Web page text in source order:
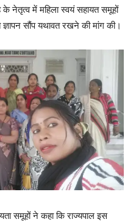
के नेतृत्व में महिला स्वयं सहायत समूहों
सौंप यथावत रखने की मांग की।
समूहों ने कहा कि राज्यपाल इस